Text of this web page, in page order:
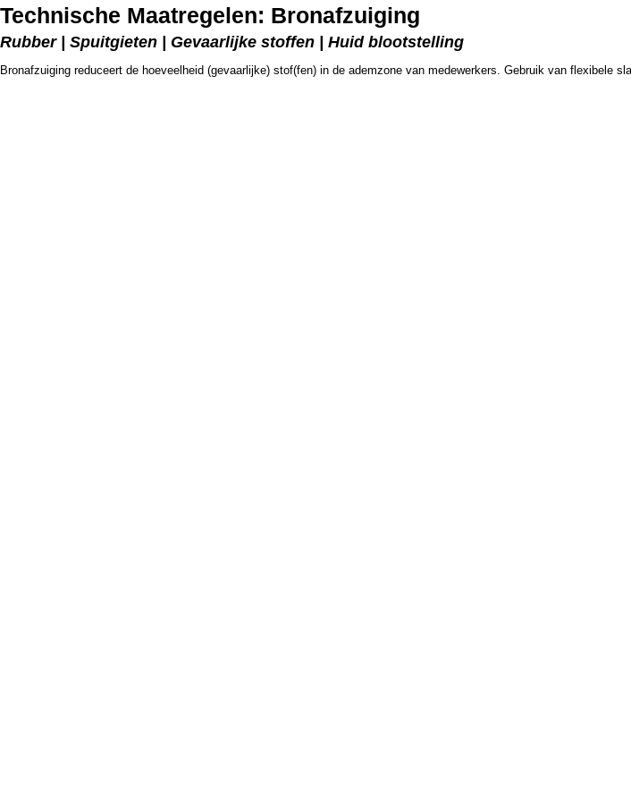
Technische Maatregelen: Bronafzuiging
Rubber | Spuitgieten | Gevaarlijke stoffen | Huid blootstelling
Bronafzuiging reduceert de hoeveelheid (gevaarlijke) stof(fen) in de ademzone van medewerkers. Gebruik van flexibele